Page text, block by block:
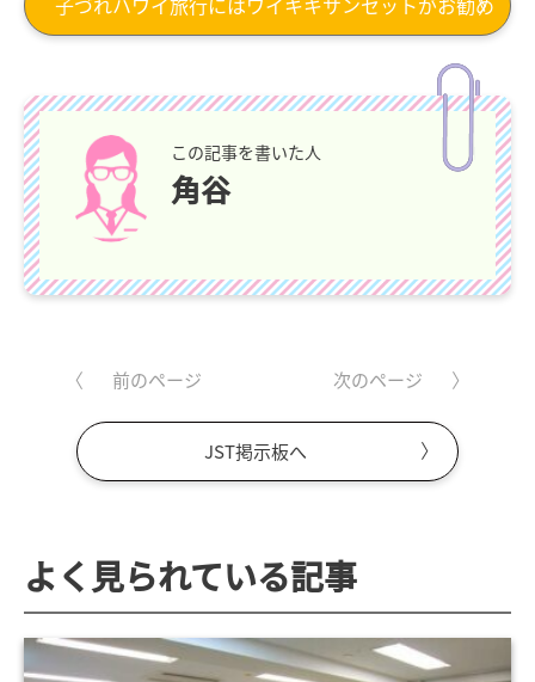
この記事を書いた人
角谷
前のページ
JST掲示板へ
次のページ
よく見られている記事